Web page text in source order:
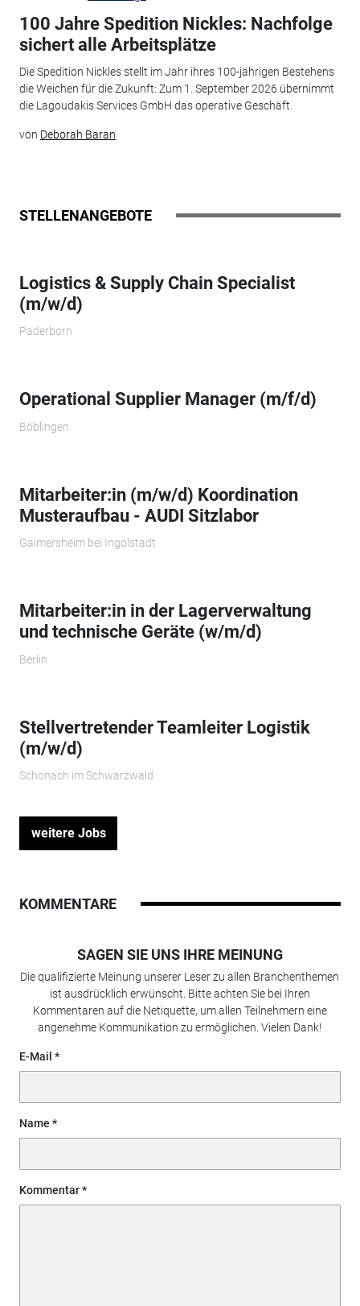
100 Jahre Spedition Nickles: Nachfolge
sichert alle Arbeitsplätze
Die Spedition Nickles stellt im Jahr ihres 100-jährigen Bestehens
die Weichen für die Zukunft: Zum 1. September 2026 übernimmt
die Lagoudakis Services GmbH das operative Geschäft.
von Deborah Baran
STELLENANGEBOTE
Logistics & Supply Chain Specialist
(m/w/d)
Paderborn
Operational Supplier Manager (m/f/d)
Böblingen
Mitarbeiter:in (m/w/d) Koordination
Musteraufbau - AUDI Sitzlabor
Gaimersheim bei Ingolstadt
Mitarbeiter:in in der Lagerverwaltung
und technische Geräte (w/m/d)
Berlin
Stellvertretender Teamleiter Logistik
(m/w/d)
Schonach im Schwarzwald
weitere Jobs
KOMMENTARE
SAGEN SIE UNS IHRE MEINUNG
Die qualifizierte Meinung unserer Leser zu allen Branchenthemen
ist ausdrücklich erwünscht. Bitte achten Sie bei Ihren
Kommentaren auf die Netiquette, um allen Teilnehmern eine
angenehme Kommunikation zu ermöglichen. Vielen Dank!
E-Mail
Name
Kommentar